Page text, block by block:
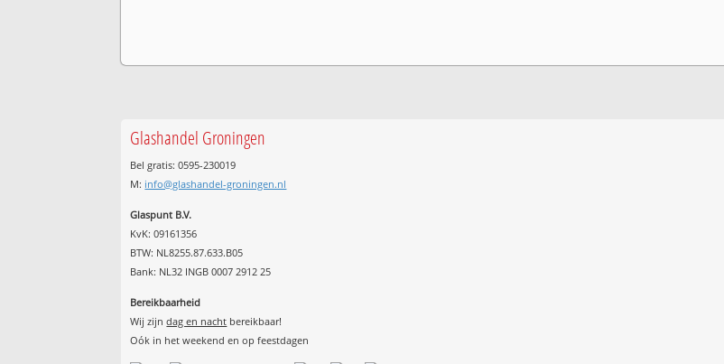
Glashandel Groningen
Bel gratis: 0595-230019
M: info@glashandel-groningen.nl
Glaspunt B.V.
KvK: 09161356
BTW: NL8255.87.633.B05
Bank: NL32 INGB 0007 2912 25
Bereikbaarheid
Wij zijndag en nacht bereikbaar!
Oók in het weekend en op feestdagen